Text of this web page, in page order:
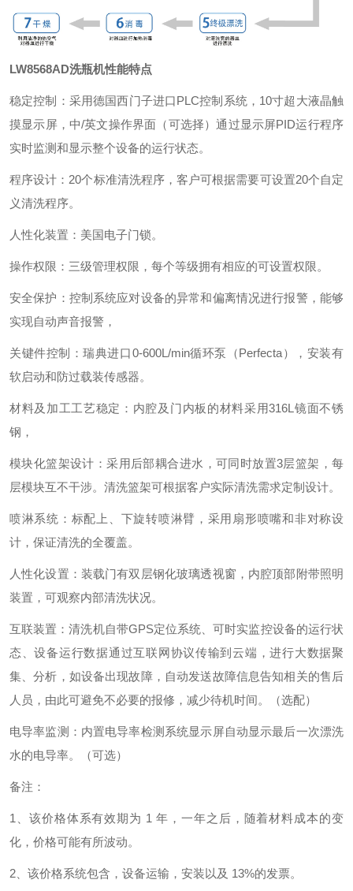
LW8568AD洗瓶机性能特点
稳定控制：采用德国西门子进口PLC控制系统，10寸超大液晶触
摸显示屏，中/英文操作界面（可选择）通过显示屏PID运行程序
实时监测和显示整个设备的运行状态。
程序设计：20个标准清洗程序，客户可根据需要可设置20个自定
义清洗程序。
人性化装置：美国电子门锁。
操作权限：三级管理权限，每个等级拥有相应的可设置权限。
安全保护：控制系统应对设备的异常和偏离情况进行报警，能够
实现自动声音报警，
关键件控制：瑞典进口0-600L/min循环泵（Perfecta），安装有
软启动和防过载装传感器。
材料及加工工艺稳定：内腔及门内板的材料采用316L镜面不锈
钢，
模块化篮架设计：采用后部耦合进水，可同时放置3层篮架，每
层模块互不干涉。清洗篮架可根据客户实际清洗需求定制设计。
喷淋系统：标配上、下旋转喷淋臂，采用扇形喷嘴和非对称设
计，保证清洗的全覆盖。
人性化设置：装载门有双层钢化玻璃透视窗，内腔顶部附带照明
装置，可观察内部清洗状况。
互联装置：清洗机自带GPS定位系统、可时实监控设备的运行状
态、设备运行数据通过互联网协议传输到云端，进行大数据聚
集、分析，如设备出现故障，自动发送故障信息告知相关的售后
人员，由此可避免不必要的报修，减少待机时间。（选配）
电导率监测：内置电导率检测系统显示屏自动显示最后一次漂洗
水的电导率。（可选）
备注：
1、该价格体系有效期为 1 年，一年之后，随着材料成本的变
化，价格可能有所波动。
2、该价格系统包含，设备运输，安装以及 13%的发票。